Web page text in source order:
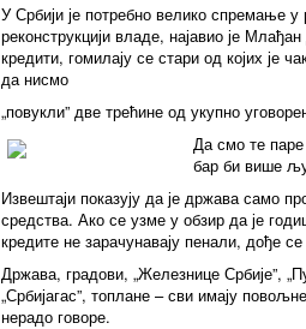
У Србији је потребно велико спремање
реконструкцији владе, најавио је
кредити, гомилају се стари од којих је
да нисмо
„повукли” две трећине од укупно
Да смо те
бар би више
Извештаји показују да је држава само
средства. Ако се узме у обзир да је
кредите не зарачунавају пенали, дође
Држава, градови, „Железнице Србије”,
„Србијагас”, топлане – сви имају
нерадо говоре.